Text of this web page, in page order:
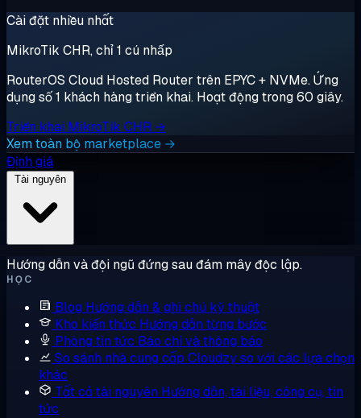
Cài đặt nhiều nhất
MikroTik CHR, chỉ 1 cú nhấp
RouterOS Cloud Hosted Router trên EPYC + NVMe. Ứng
dụng số 1 khách hàng triển khai. Hoạt động trong 60 giây.
Triển khai MikroTik CHR →
Xem toàn bộ marketplace →
Định giá
Hướng dẫn và đội ngũ đứng sau đám mây độc lập.
HỌC
Blog Hướng dẫn & ghi chú kỹ thuật
Kho kiến thức Hướng dẫn từng bước
Phòng tin tức Báo chí và thông báo
So sánh nhà cung cấp Cloudzy so với các lựa chọn
khác
Tất cả tài nguyên Hướng dẫn, tài liệu, công cụ, tin
tức